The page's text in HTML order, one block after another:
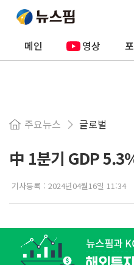
메인 영상
주요뉴스 글로벌
中 1분기 GDP
기사등록 : 2024년04월16일 11:34